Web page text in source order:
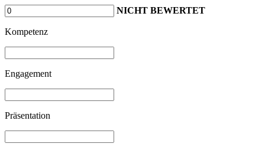
NICHT BEWERTET
Kompetenz
Engagement
Präsentation